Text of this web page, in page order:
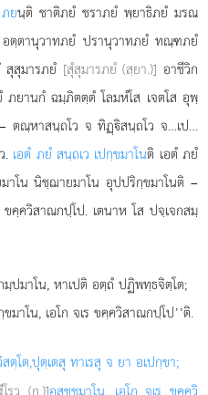
ภยนฺติ ชาติภยํ ชราภยํ พฺยาธิภยํ มรณ
ตฺตานุวาทภยํ ปรานุวาทภยํ ทณฺฑภยํ
สุมารภยํ [สุํสุมารภยํ (สฺยา.)] อาชีวิก
ยานกํ ฉมฺภิตตฺตํ โลมหํโส เจตโส อุพฺ
ตณฺหาสนฺถโว จ ทิฏฺิสนฺถโว จ…เป…
. เอตํ ภยํ สนฺถเว เปกฺขมาโนติ เอตํ ภยํ
มาโน นิชฺฌายมาโนอุปปริกฺขมาโนติ –
ขคฺควิสาณกปฺโป. เตนาห โส ปจฺเจกสมฺ
มฺปมาโน, หาเปติ อตฺถํ ปฏิพทฺธจิตฺโต;
มาโน, เอโก จเร ขคฺควิสาณกปฺโป’’ติ.
ตฺโต,ปุตฺเตสุ ทาเรสุ จ ยา อเปกฺขา;